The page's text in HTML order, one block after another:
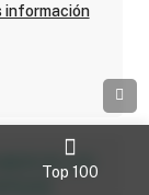
Top 100
información